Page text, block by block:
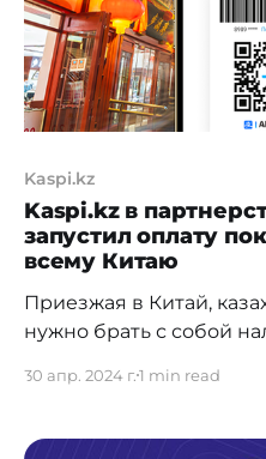
Kaspi.kz
Kaspi.kz в
запустил оплату
всему Китаю
Приезжая в Китай,
нужно брать с собой
суперприложения
миллионах точек по
30 апр. 2024 г.1 min read